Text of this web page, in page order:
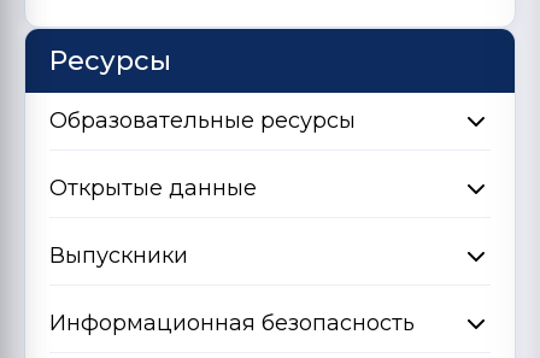
Ресурсы
Образовательные ресурсы
Открытые данные
Выпускники
Информационная безопасность